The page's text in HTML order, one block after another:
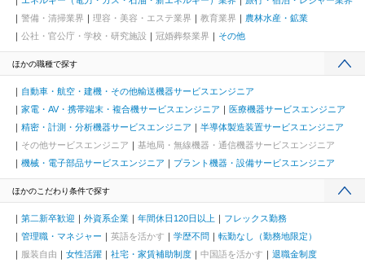
警備・清掃業界
理容・美容・エステ業界 教育業界
農林水産・鉱業
公社・官公庁・学校・研究施設
冠婚葬祭業界 その他
ほかの職種で探す
自動車・航空・建機・その他輸送機器サービスエンジニア
家電・AV・携帯端末・複合機サービスエンジニア
医療機器サービスエンジニア
精密・計測・分析機器サービスエンジニア
半導体製造装置サービスエンジニア
その他サービスエンジニア
基地局・無線機器・通信機器サービスエンジニア
機械・電子部品サービスエンジニア
プラント機器・設備サービスエンジニア
ほかのこだわり条件で探す
第二新卒歓迎 外資系企業 年間休日120日以上
フレックス勤務
管理職・マネジャー
英語を活かす 学歴不問
転勤なし（勤務地限定）
服装自由
女性活躍 社宅・家賃補助制度 中国語を活かす
退職金制度